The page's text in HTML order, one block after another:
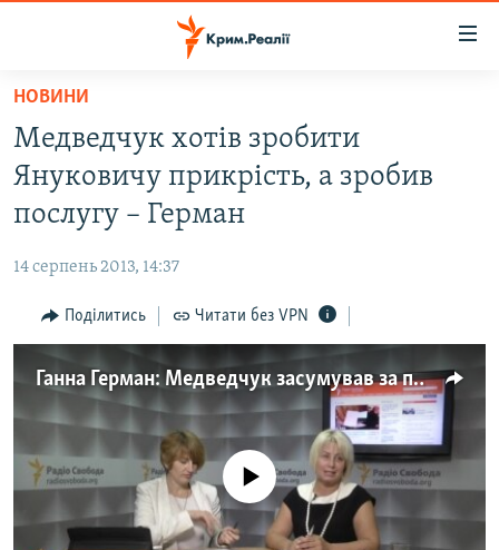
Перейти
основного
матеріалу
Перейти
до
основної
навігації
Перейти
до
пошуку
ВОДА.КРИМ
ВІДЕО ТА ФОТО
БЛОГИ
ПОГЛЯД
ІНТЕРВ'Ю
ВСЕ ЗА ДЕНЬ
СПЕЦПРОЕКТИ
ДЕПОРТАЦІЯ
ВІДЕОУРОКИ «ELIFBE»
ЯК ОБІЙТИ БЛОКУВАННЯ
Русский
НОВИНИ
Медведчук хотів зробити
Януковичу прикрість, а зробив
послугу – Герман
14 серпень 2013, 14:37
Поділитись Читати без VPN
Ганна Герман: Медведчук засумував за публічною дискусією
No media source currently available